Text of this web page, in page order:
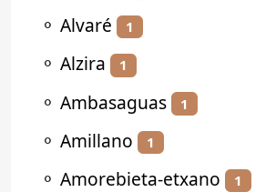
⚬ Alvaré 1
⚬ Alzira 1
⚬ Ambasaguas 1
⚬ Amillano 1
⚬ Amorebieta-etxano 1